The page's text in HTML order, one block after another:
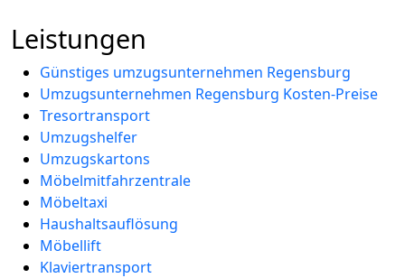
Leistungen
Günstiges umzugsunternehmen Regensburg
Umzugsunternehmen Regensburg Kosten-Preise
Tresortransport
Umzugshelfer
Umzugskartons
Möbelmitfahrzentrale
Möbeltaxi
Haushaltsauflösung
Möbellift
Klaviertransport